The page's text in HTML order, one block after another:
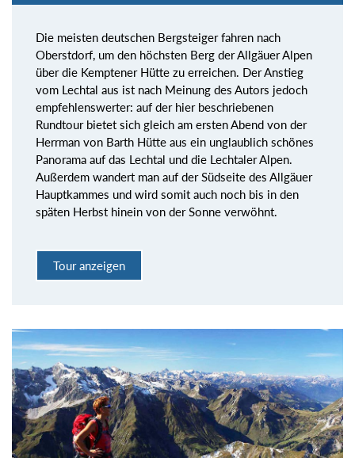
Die meisten deutschen Bergsteiger fahren nach
Oberstdorf, um den höchsten Berg der Allgäuer Alpen
über die Kemptener Hütte zu erreichen. Der Anstieg
vom Lechtal aus ist nach Meinung des Autors jedoch
empfehlenswerter: auf der hier beschriebenen
Rundtour bietet sich gleich am ersten Abend von der
Herrman von Barth Hütte aus ein unglaublich schönes
Panorama auf das Lechtal und die Lechtaler Alpen.
Außerdem wandert man auf der Südseite des Allgäuer
Hauptkammes und wird somit auch noch bis in den
späten Herbst hinein von der Sonne verwöhnt.
Tour anzeigen